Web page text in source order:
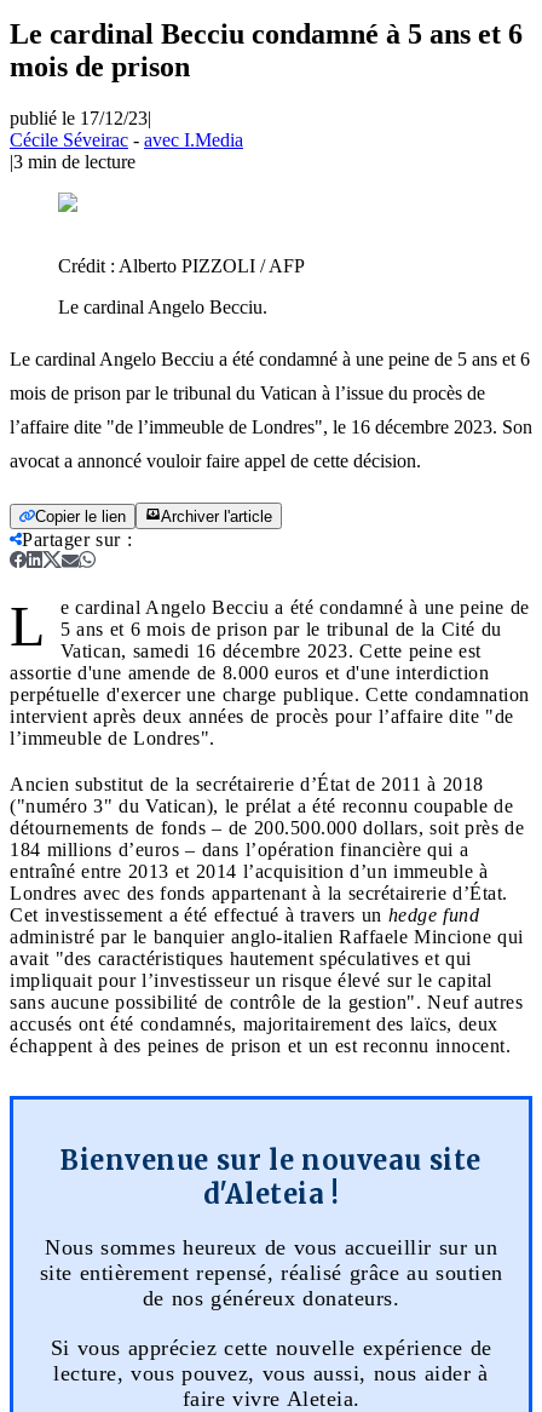
Le cardinal Becciu condamné à 5 ans et 6
mois de prison
publié le 17/12/23|
Cécile Séveirac - avec I.Media
|3 min de lecture
Crédit : Alberto PIZZOLI / AFP
Le cardinal Angelo Becciu.
Le cardinal Angelo Becciu a été condamné à une peine de 5 ans et 6
mois de prison par le tribunal du Vatican à l’issue du procès de
l’affaire dite "de l’immeuble de Londres", le 16 décembre 2023. Son
avocat a annoncé vouloir faire appel de cette décision.
Copier le lien Archiver l'article
Partager sur:
L
e cardinal Angelo Becciu a été condamné à une peine de
5 ans et 6 mois de prison par le tribunal de la Cité du
Vatican, samedi 16 décembre 2023. Cette peine est
assortie d'une amende de 8.000 euros et d'une interdiction
perpétuelle d'exercer une charge publique. Cette condamnation
intervient après deux années de procès pour l’affaire dite "de
l’immeuble de Londres".
Ancien substitut de la secrétairerie d’État de 2011 à 2018
("numéro 3" du Vatican), le prélat a été reconnu coupable de
détournements de fonds – de 200.500.000 dollars, soit près de
184 millions d’euros – dans l’opération financière qui a
entraîné entre 2013 et 2014 l’acquisition d’un immeuble à
Londres avec des fonds appartenant à la secrétairerie d’État.
Cet investissement a été effectué à travers un hedge fund
administré par le banquier anglo-italien Raffaele Mincione qui
avait "des caractéristiques hautement spéculatives et qui
impliquait pour l’investisseur un risque élevé sur le capital
sans aucune possibilité de contrôle de la gestion". Neuf autres
accusés ont été condamnés, majoritairement des laïcs, deux
échappent à des peines de prison et un est reconnu innocent.
Bienvenue sur le nouveau site
d'Aleteia !
Nous sommes heureux de vous accueillir sur un
site entièrement repensé, réalisé grâce au soutien
de nos généreux donateurs.
Si vous appréciez cette nouvelle expérience de
lecture, vous pouvez, vous aussi, nous aider à
faire vivre Aleteia.